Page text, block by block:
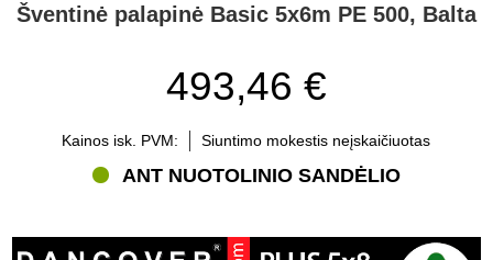
Šventinė palapinė Basic 5x6m PE 500, Balta
493,46 €
Kainos isk. PVM: Siuntimo mokestis neįskaičiuotas
ANT NUOTOLINIO SANDĖLIO